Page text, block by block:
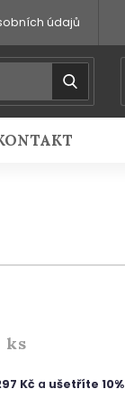
údajů
Kč a ušetříte 10%